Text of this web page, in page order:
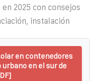
2025 con consejos
instalación
en contenedores
en el sur de